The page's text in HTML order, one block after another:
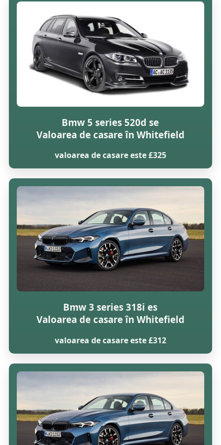
Bmw 5 series 520d se
Valoarea de casare în Whitefield
valoarea de casare este £325
Bmw 3 series 318i es
Valoarea de casare în Whitefield
valoarea de casare este £312